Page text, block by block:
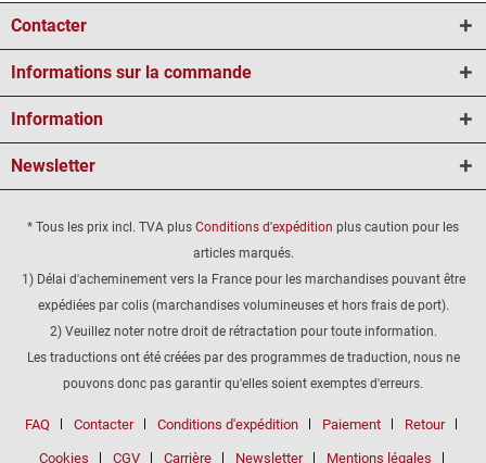
Contacter
Informations sur la commande
Information
Newsletter
* Tous les prix incl. TVA plus Conditions d'expédition plus caution pour les
articles marqués.
1) Délai d'acheminement vers la France pour les marchandises pouvant être
expédiées par colis (marchandises volumineuses et hors frais de port).
2) Veuillez noter notre droit de rétractation pour toute information.
Les traductions ont été créées par des programmes de traduction, nous ne
pouvons donc pas garantir qu'elles soient exemptes d'erreurs.
FAQ Contacter Conditions d'expédition Paiement Retour
Cookies CGV Carrière Newsletter Mentions légales